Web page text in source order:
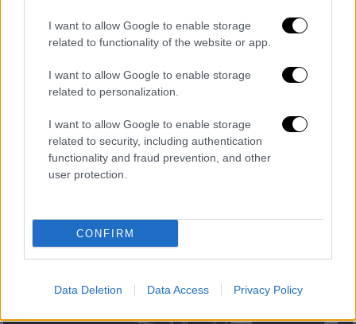
I want to allow Google to enable storage
related to functionality of the website or app.
I want to allow Google to enable storage
related to personalization.
I want to allow Google to enable storage
related to security, including authentication
functionality and fraud prevention, and other
user protection.
CONFIRM
Data Deletion Data Access Privacy Policy
Κόσμος|06.02.2026 17:00
Εφιάλτης με κρυφή κάμερα: «Κάναμε
σεξ σε ξενοδοχείο και μάθαμε πως μας
παρακολούθησαν χιλιάδες άτομα»
Πώς ένας θεατής ανακάλυψε με τρόμο πως
είχαν πέσει -μαζί με τη σύντροφό του-
θύματα της κινεζικής πορνογραφικής
βιομηχανίας